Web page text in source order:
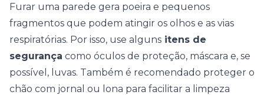
Furar uma parede gera poeira e pequenos
fragmentos que podem atingir os olhos e as vias
respiratórias. Por isso, use alguns itens de
segurança como óculos de proteção, máscara e, se
possível, luvas. Também é recomendado proteger o
chão com jornal ou lona para facilitar a limpeza